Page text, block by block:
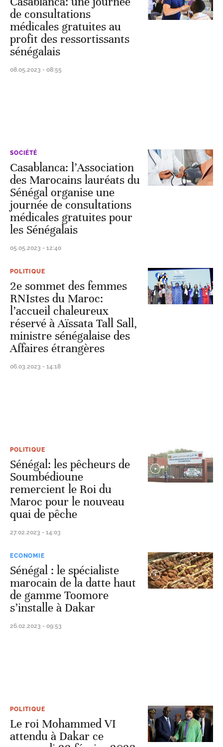
de consultations
médicales gratuites au
profit des ressortissants
sénégalais
08.05.2023 - 08:55
SOCIÉTÉ
Casablanca: l’Association
des Marocains lauréats du
Sénégal organise une
journée de consultations
médicales gratuites pour
les Sénégalais
05.05.2023 - 12:40
POLITIQUE
2e sommet des femmes
RNIstes du Maroc:
l’accueil chaleureux
réservé à Aïssata Tall Sall,
ministre sénégalaise des
Affaires étrangères
06.03.2023 - 14:18
POLITIQUE
Sénégal: les pêcheurs de
Soumbédioune
remercient le Roi du
Maroc pour le nouveau
quai de pêche
27.02.2023 - 14:03
ECONOMIE
Sénégal : le spécialiste
marocain de la datte haut
de gamme Toomore
s’installe à Dakar
26.02.2023 - 09:53
POLITIQUE
Le roi Mohammed VI
attendu à Dakar ce